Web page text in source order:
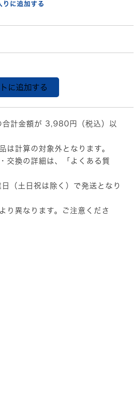
りに追加する
に追加する
計金額が 3,980円（税込）以
計算の対象外となります。
交換の詳細は、
「よくある質
（土日祝は除く）で発送となり
り異なります。ご注意くださ